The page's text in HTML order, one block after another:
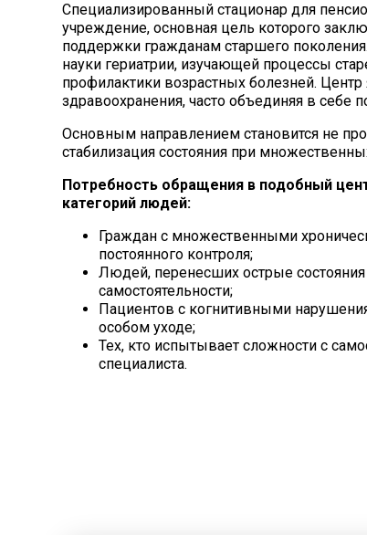
Специализированный стационар для
учреждение, основная цель которого
поддержки гражданам старшего
науки гериатрии, изучающей процессы
профилактики возрастных болезней.
здравоохранения, часто объединяя в себе
Основным направлением становится не
стабилизация состояния при
Потребность обращения в подобный
категорий людей:
Граждан с множественными
постоянного контроля;
Людей, перенесших острые
самостоятельности;
Пациентов с когнитивными
особом уходе;
Тех, кто испытывает сложности с
специалиста.